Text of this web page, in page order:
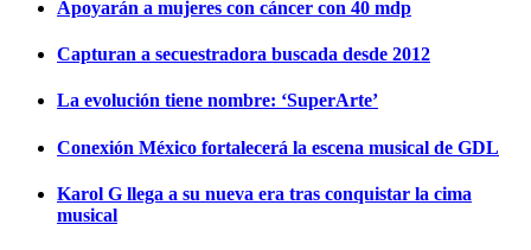
Apoyarán a mujeres con cáncer con 40 mdp
Capturan a secuestradora buscada desde 2012
La evolución tiene nombre: ‘SuperArte’
Conexión México fortalecerá la escena musical de GDL
Karol G llega a su nueva era tras conquistar la cima
musical